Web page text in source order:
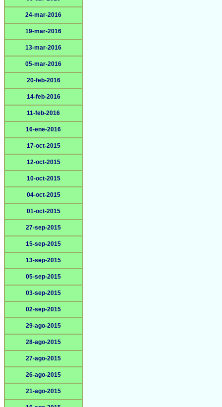
24-mar-2016
19-mar-2016
13-mar-2016
05-mar-2016
20-feb-2016
14-feb-2016
11-feb-2016
16-ene-2016
17-oct-2015
12-oct-2015
10-oct-2015
04-oct-2015
01-oct-2015
27-sep-2015
15-sep-2015
13-sep-2015
05-sep-2015
03-sep-2015
02-sep-2015
29-ago-2015
28-ago-2015
27-ago-2015
26-ago-2015
21-ago-2015